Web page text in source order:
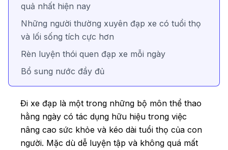
quả nhất hiện nay
Những người thường xuyên đạp xe có tuổi thọ
và lối sống tích cực hơn
Rèn luyện thói quen đạp xe mỗi ngày
Bổ sung nước đầy đủ
Đi xe đạp là một trong những bộ môn thể thao
hằng ngày có tác dụng hữu hiệu trong việc
nâng cao sức khỏe và kéo dài tuổi thọ của con
người. Mặc dù dễ luyện tập và không quá mất